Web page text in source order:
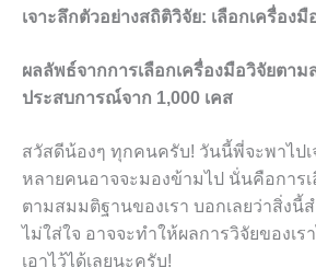
เจาะลึกตัวอย่างสถิติวิจัย: เลือกเครื่อง
ผลลัพธ์จากการเลือกเครื่องมือวิจัยตา
ประสบการณ์จาก 1,000 เคส
สวัสดีน้องๆ ทุกคนครับ! วันนี้พี่จะพาไป
หลายคนอาจจะมองข้ามไป นั่นคือการเ
ตามสมมติฐานของเรา บอกเลยว่าสิ่งนี้
ไม่ใส่ใจ อาจจะทำให้ผลการวิจัยของเร
เอาไว้ได้เลยนะครับ!